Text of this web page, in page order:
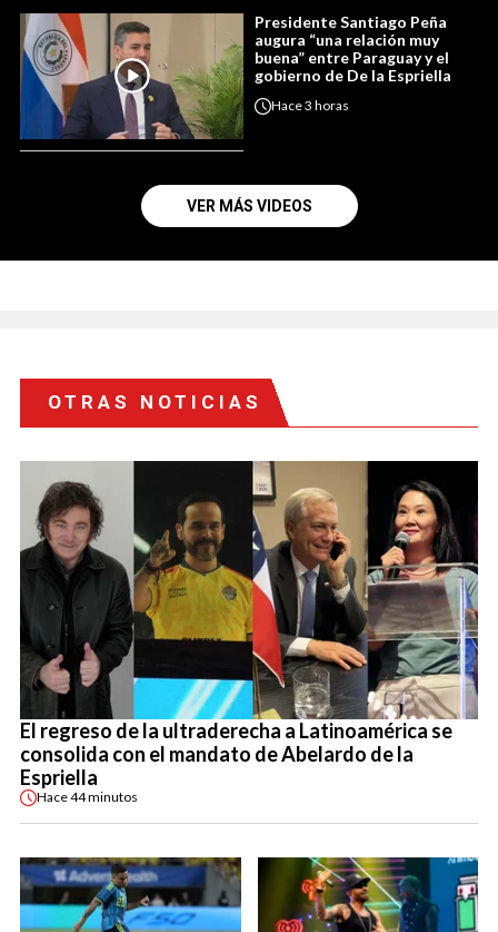
Presidente Santiago Peña
augura “una relación muy
buena” entre Paraguay y el
gobierno de De la Espriella
Hace3 horas
VER MÁS VIDEOS
OTRAS NOTICIAS
El regreso de la ultraderecha a Latinoamérica se
consolida con el mandato de Abelardo de la
Espriella
Hace44 minutos